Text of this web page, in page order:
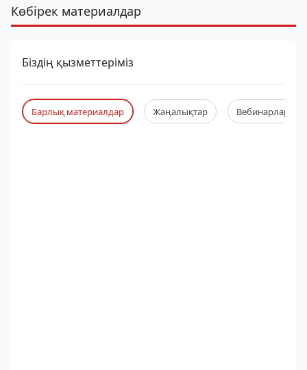
Көбірек материалдар
Біздің қызметтеріміз
Барлық материалдар Жаңалықтар Вебинарлар